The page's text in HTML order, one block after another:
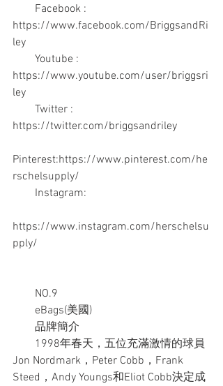
Facebook :
https://www.facebook.com/BriggsandRi
ley
Youtube :
https://www.youtube.com/user/briggsri
ley
Twitter :
https://twitter.com/briggsandriley
Pinterest:https://www.pinterest.com/he
rschelsupply/
Instagram:
https://www.instagram.com/herschelsu
pply/
NO.9
eBags(美國)
品牌簡介
1998年春天，五位充滿激情的球員
Jon Nordmark，Peter Cobb，Frank
Steed，Andy Youngs和Eliot Cobb決定成